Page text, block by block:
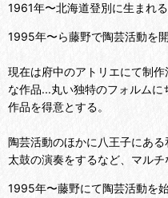
1961年〜北海道登別に生まれる
1995年〜ら藤野で陶芸活動を開
現在は府中のアトリエにて制
な作品...丸い独特のフォルム
作品を得意とする。
陶芸活動のほかに八王子にあ
太鼓の演奏をするなど、マルチ
1995年〜藤野にて陶芸活動を